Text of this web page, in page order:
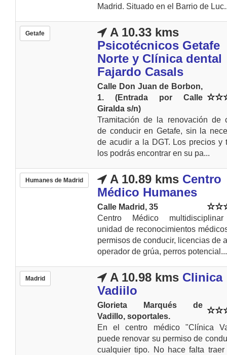
Madrid. Situado en el Barrio de
Getafe
A 10.33 kms
Psicotécnicos Getafe
Norte y Clínica dental
Fajardo Casals
Calle Don Juan de Borbon,
1. (Entrada por Calle
Giralda s/n)
Tramitación de la renovación de
de conducir en Getafe, sin la
de acudir a la DGT. Los precios y
los podrás encontrar en su pa...
Humanes de Madrid A 10.89 kms Centro
Médico Humanes
Calle Madrid, 35
Centro Médico
unidad de reconocimientos
permisos de conducir, licencias de
operador de grúa, perros potencial...
Madrid A 10.98 kms Clinica
Vadiilo
Glorieta Marqués de
Vadillo, soportales.
En el centro médico "Clínica
puede renovar su permiso de
cualquier tipo. No hace falta traer